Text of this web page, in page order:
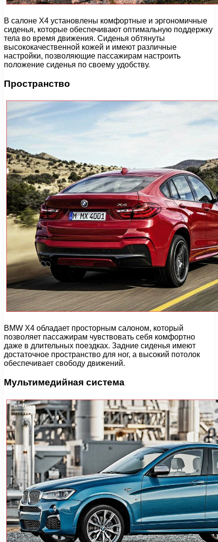
В салоне X4 установлены комфортные и эргономичные
сиденья, которые обеспечивают оптимальную поддержку
тела во время движения. Сиденья обтянуты
высококачественной кожей и имеют различные
настройки, позволяющие пассажирам настроить
положение сиденья по своему удобству.
Пространство
BMW X4 обладает просторным салоном, который
позволяет пассажирам чувствовать себя комфортно
даже в длительных поездках. Задние сиденья имеют
достаточное пространство для ног, а высокий потолок
обеспечивает свободу движений.
Мультимедийная система